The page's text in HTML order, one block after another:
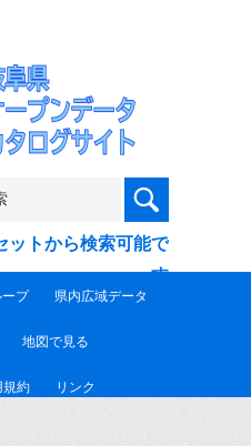
ットから検索可能で
す
プ 県内広域データ
地図で見る
約 リンク